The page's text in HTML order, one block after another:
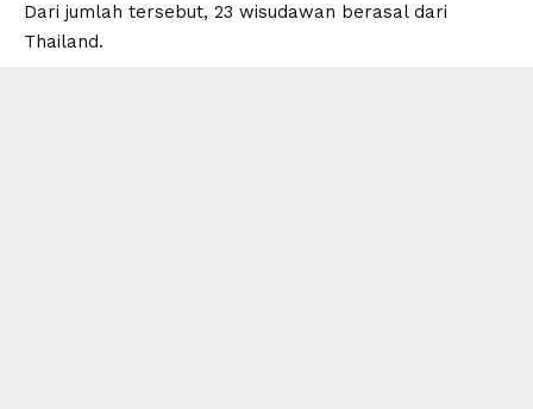
Dari jumlah tersebut, 23 wisudawan berasal dari
Thailand.